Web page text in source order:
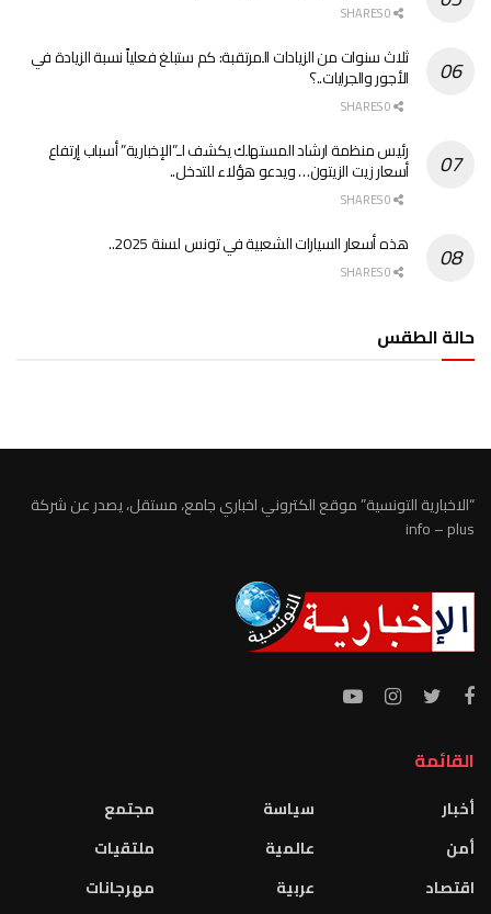
ثلاث سنوات من الزيادات المرتقبة: كم ستبلغ فعلياً نسبة الزيادة في
الأجور والجرايات..؟
رئيس منظمة ارشاد المستهلك يكشف لـ”الإخبارية” أسباب إرتفاع
أسعار زيت الزيتون… ويدعو هؤلاء للتدخل..
هذه أسعار السيارات الشعبية في تونس لسنة 2025..
حالة الطقس
“الاخبارية التونسية” موقع الكتروني اخباري جامع، مستقل، يصدر عن شركة
info – plus
القائمة
أخبار
أمن
اقتصاد
سياسة
عالمية
عربية
مجتمع
ملتقيات
مهرجانات